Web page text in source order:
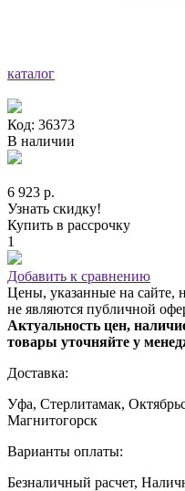
каталог
Код: 36373
В наличии
6 923 р.
Узнать скидку!
Купить в рассрочку
1
Добавить к сравнению
Цены, указанные на сайте,
не являются публичной
Актуальность цен,
товары уточняйте у
Доставка:
Уфа, Стерлитамак,
Магнитогорск
Варианты оплаты:
Безналичный расчет,